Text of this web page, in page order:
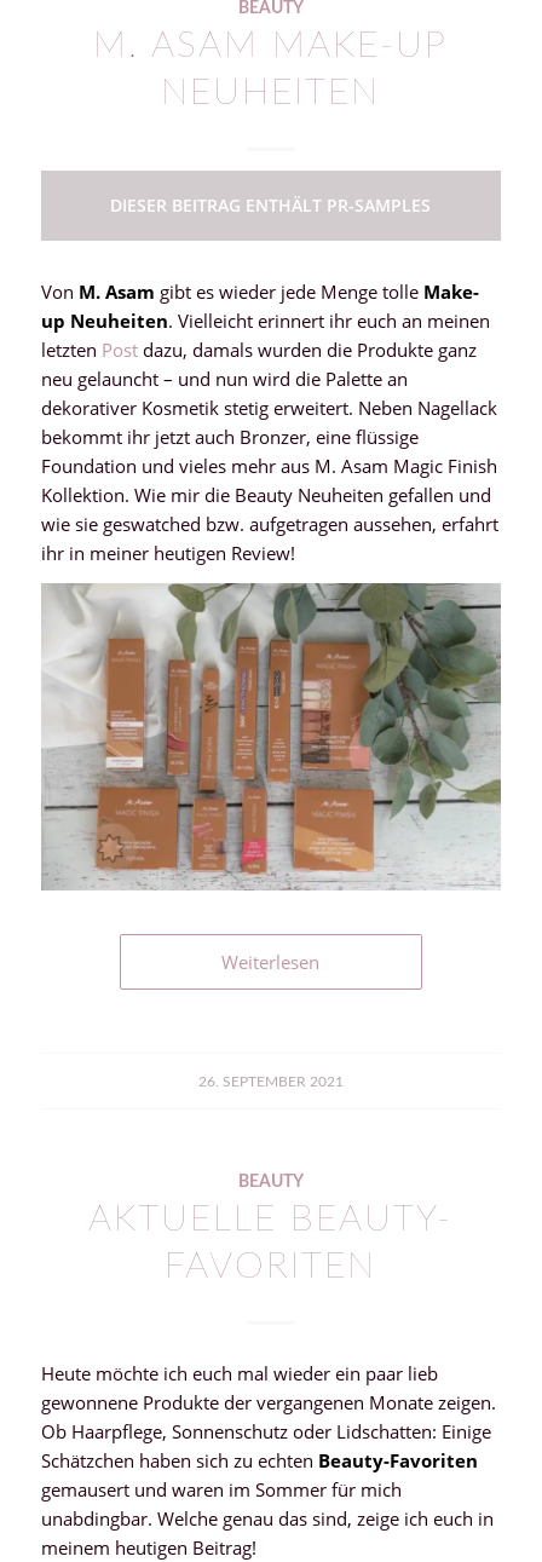
BEAUTY
M. ASAM MAKE-UP
NEUHEITEN
DIESER BEITRAG ENTHÄLT PR-SAMPLES
Von M. Asam gibt es wieder jede Menge tolle Make-
up Neuheiten. Vielleicht erinnert ihr euch an meinen
letzten Postdazu, damals wurden die Produkte ganz
neu gelauncht – und nun wird die Palette an
dekorativer Kosmetik stetig erweitert. Neben Nagellack
bekommt ihr jetzt auch Bronzer, eine flüssige
Foundation und vieles mehr aus M. Asam Magic Finish
Kollektion. Wie mir die Beauty Neuheiten gefallen und
wie sie geswatched bzw. aufgetragen aussehen, erfahrt
ihr in meiner heutigen Review!
Weiterlesen
26. SEPTEMBER 2021
BEAUTY
AKTUELLE BEAUTY-
FAVORITEN
Heute möchte ich euch mal wieder ein paar lieb
gewonnene Produkte der vergangenen Monate zeigen.
Ob Haarpflege, Sonnenschutz oder Lidschatten: Einige
Schätzchen haben sich zu echten Beauty-Favoriten
gemausert und waren im Sommer für mich
unabdingbar. Welche genau das sind, zeige ich euch in
meinem heutigen Beitrag!